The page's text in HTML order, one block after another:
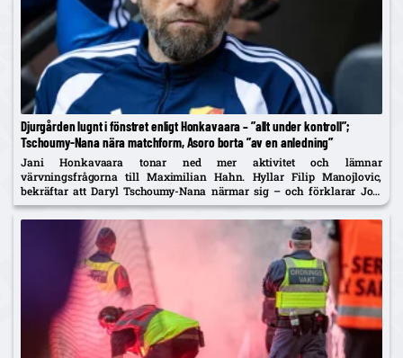
Djurgården lugnt i fönstret enligt Honkavaara – ”allt under kontroll”;
Tschoumy-Nana nära matchform, Asoro borta ”av en anledning”
Jani Honkavaara tonar ned mer aktivitet och lämnar
värvningsfrågorna till Maximilian Hahn. Hyllar Filip Manojlovic,
bekräftar att Daryl Tschoumy-Nana närmar sig – och förklarar Joel
Asoros frånvaro med att han är borta "av en anledning".